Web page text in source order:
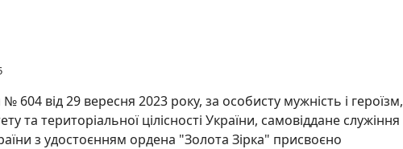
604 від 29 вересня 2023 року, за особисту мужність і героїзм,
та територіальної цілісності України, самовіддане служіння
з удостоєнням ордена "Золота Зірка" присвоєно